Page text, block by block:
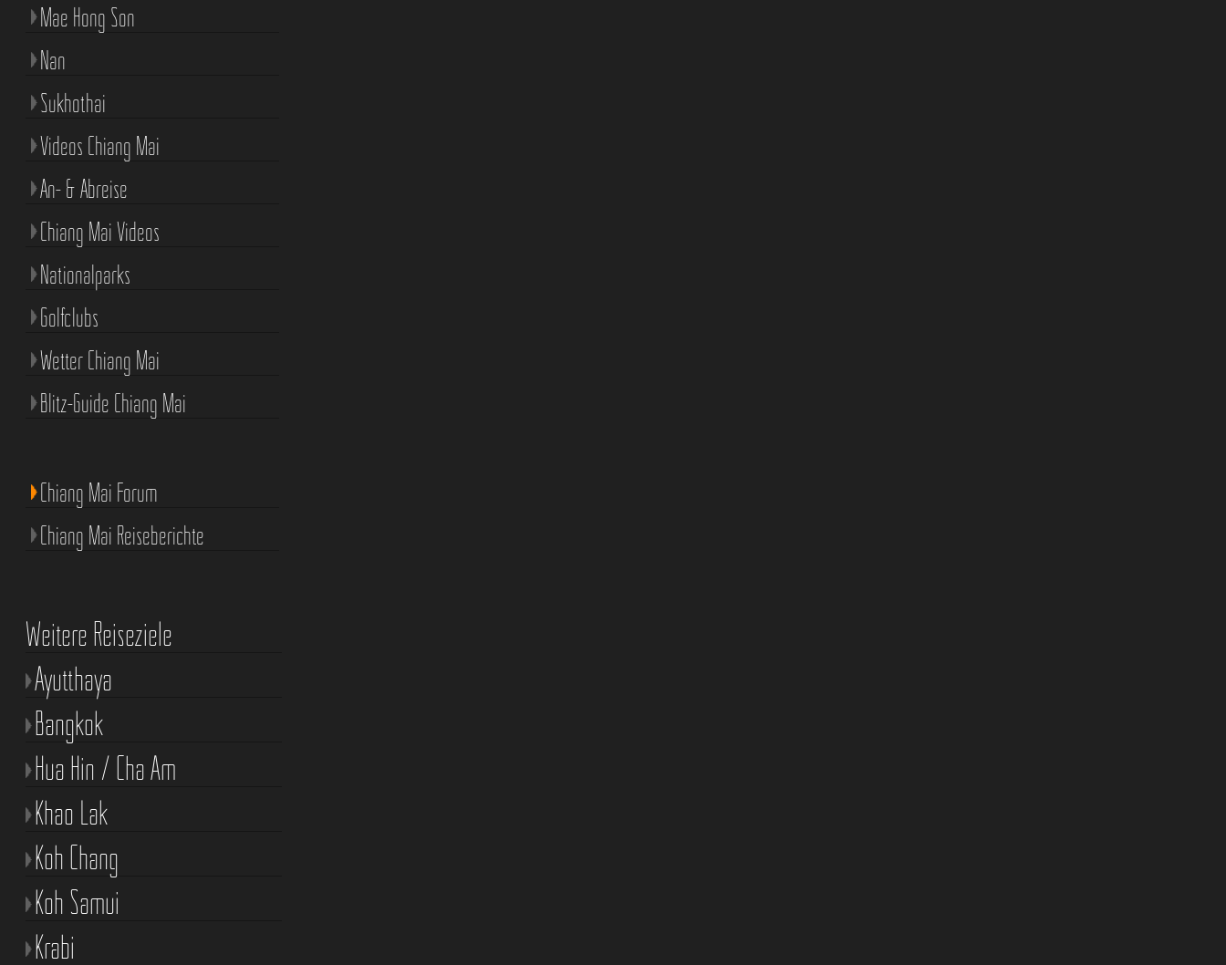
Mae Hong Son
Nan
Sukhothai
Videos Chiang Mai
An- & Abreise
Chiang Mai Videos
Nationalparks
Golfclubs
Wetter Chiang Mai
Blitz-Guide Chiang Mai
Chiang Mai Forum
Chiang Mai Reiseberichte
Weitere Reiseziele
Ayutthaya
Bangkok
Hua Hin / Cha Am
Khao Lak
Koh Chang
Koh Samui
Krabi